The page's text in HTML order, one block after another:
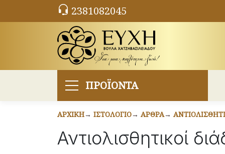
2381082045
ΠΡΟΪΟΝΤΑ
ΑΡΧΙΚΉ ΙΣΤΟΛΌΓΙΟ ΆΡΘΡΑ
Αντιολισθητικοί